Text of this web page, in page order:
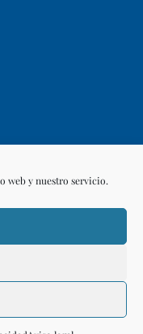
web y nuestro servicio.